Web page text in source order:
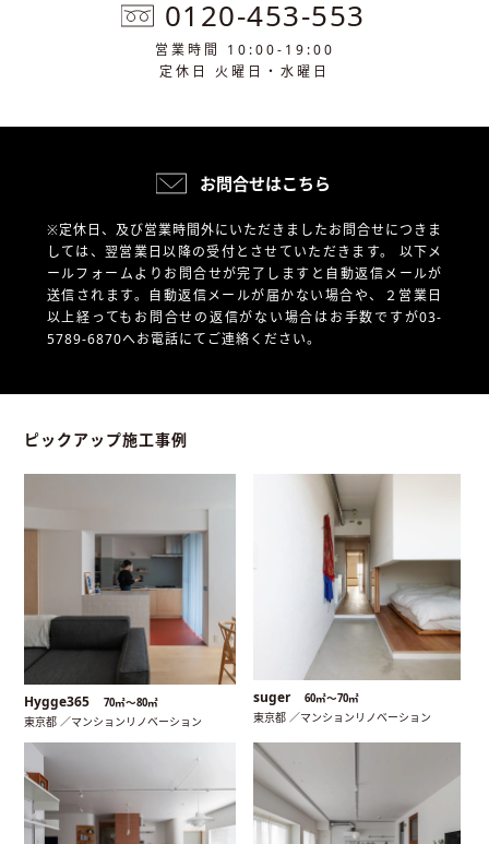
0120-453-553
営業時間 10:00-19:00
定休日 火曜日・水曜日
お問合せはこちら
※定休日、及び営業時間外にいただきましたお問合せにつきま
しては、翌営業日以降の受付とさせていただきます。 以下メ
ールフォームよりお問合せが完了しますと自動返信メールが
送信されます。自動返信メールが届かない場合や、
２営業日
以上経ってもお問合せの返信がない場合はお手数ですが03-
5789-6870へお電話にてご連絡ください。
ピックアップ施工事例
Hygge365 70㎡〜80㎡
東京都 ／マンションリノベーション
suger 60㎡〜70㎡
東京都 ／マンションリノベーション